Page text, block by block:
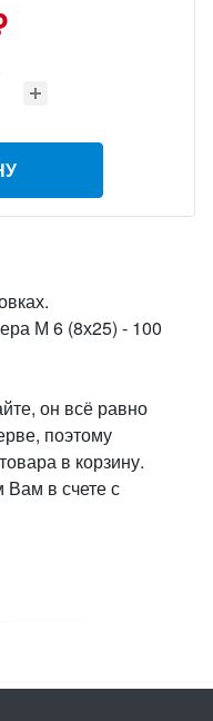
М 6 (8х25) - 100
он всё равно
поэтому
в корзину.
Вам в счете с